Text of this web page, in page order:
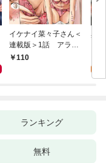
イケナイ菜々子さん＜
連載版＞1話 アラフ
ォー女神と初体験
110
異
ランキング
無料